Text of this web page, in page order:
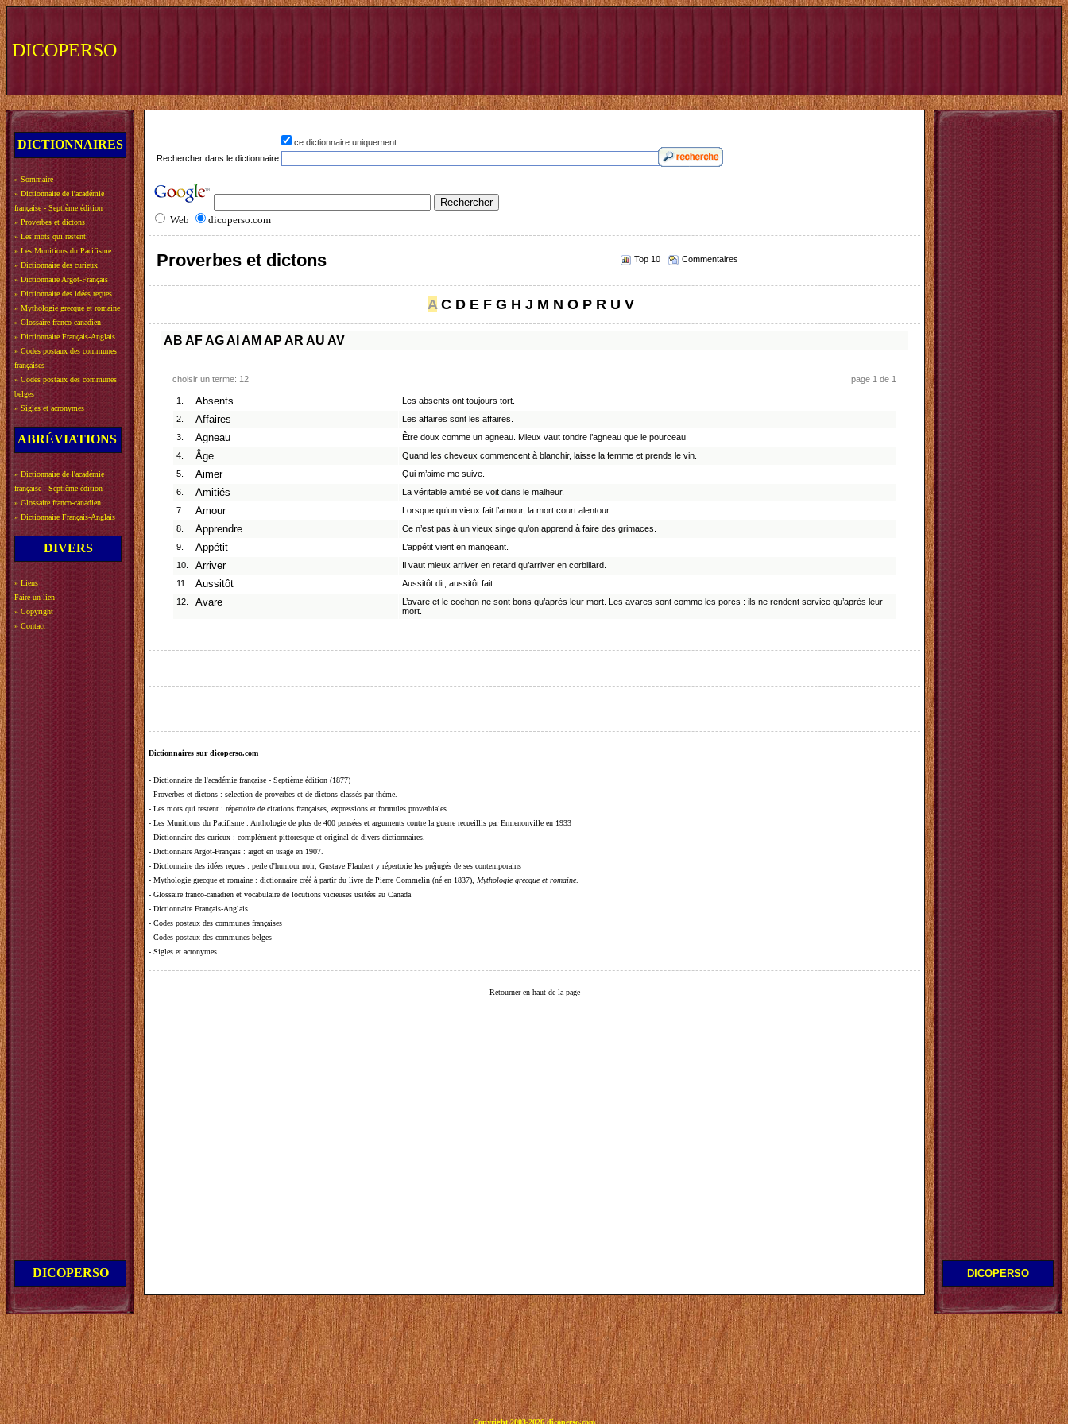
DICOPERSO
DICTIONNAIRES
» Sommaire
» Dictionnaire de l'académie
française - Septième édition
» Proverbes et dictons
» Les mots qui restent
» Les Munitions du Pacifisme
» Dictionnaire des curieux
» Dictionnaire Argot-Français
» Dictionnaire des idées reçues
» Mythologie grecque et romaine
» Glossaire franco-canadien
» Dictionnaire Français-Anglais
» Codes postaux des communes
françaises
» Codes postaux des communes
belges
» Sigles et acronymes
ABRÉVIATIONS
» Dictionnaire de l'académie
française - Septième édition
» Glossaire franco-canadien
» Dictionnaire Français-Anglais
DIVERS
» Liens
Faire un lien
» Copyright
» Contact
DICOPERSO
ce dictionnaire uniquement
Rechercher dans le dictionnaire
Web dicoperso.com
Proverbes et dictons Top 10 Commentaires
A C D E F G H J M N O P R U V
AB AFAGAI AM AP AR AU AV
choisir un terme: 12 page 1 de 1
1. Absents
Les absents ont toujours tort.
2.
Affaires
Les affaires sont les affaires.
3.
Agneau
Être doux comme un agneau. Mieux vaut tondre l’agneau que le pourceau
4.
Âge
Quand les cheveux commencent à blanchir, laisse la femme et prends le vin.
5.
Aimer
Qui m’aime me suive.
6.
Amitiés
La véritable amitié se voit dans le malheur.
7.
Amour
Lorsque qu’un vieux fait l’amour, la mort court alentour.
8.
Apprendre
Ce n’est pas à un vieux singe qu’on apprend à faire des grimaces.
9.
Appétit
L’appétit vient en mangeant.
10.
Arriver
Il vaut mieux arriver en retard qu’arriver en corbillard.
11.
Aussitôt
Aussitôt dit, aussitôt fait.
12.
Avare
L’avare et le cochon ne sont bons qu’après leur mort. Les avares sont comme les porcs : ils ne rendent service qu’après leur
mort.
Dictionnaires sur dicoperso.com
- Dictionnaire de l'académie française - Septième édition (1877)
- Proverbes et dictons : sélection de proverbes et de dictons classés par thème.
- Les mots qui restent : répertoire de citations françaises, expressions et formules proverbiales
- Les Munitions du Pacifisme : Anthologie de plus de 400 pensées et arguments contre la guerre recueillis par Ermenonville en 1933
- Dictionnaire des curieux : complément pittoresque et original de divers dictionnaires.
- Dictionnaire Argot-Français : argot en usage en 1907.
- Dictionnaire des idées reçues : perle d'humour noir, Gustave Flaubert y répertorie les préjugés de ses contemporains
- Mythologie grecque et romaine : dictionnaire créé à partir du livre de Pierre Commelin (né en 1837), Mythologie grecque et romaine.
- Glossaire franco-canadien et vocabulaire de locutions vicieuses usitées au Canada
- Dictionnaire Français-Anglais
- Codes postaux des communes françaises
- Codes postaux des communes belges
- Sigles et acronymes
Retourner en haut de la page
DICOPERSO
Copyright 2003-2026 dicoperso.com